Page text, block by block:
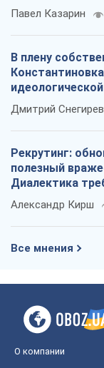
Павел Казарин
В плену
российских
Дмитрий Снегирев
Рекрутинг:
полезный
Диалектика
Александр Кирш
Все мнения
О компании